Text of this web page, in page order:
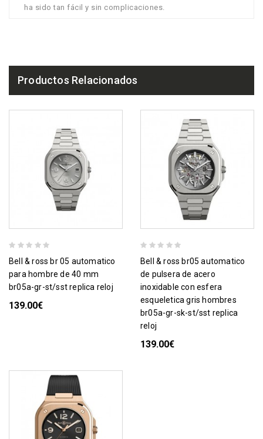
ha sido tan fácil y sin complicaciones.
Productos Relacionados
bell & ross br 05 automatico
para hombre de 40 mm
br05a-gr-st/sst replica reloj
139.00€
bell & ross br05 automatico
de pulsera de acero
inoxidable con esfera
esqueletica gris hombres
br05a-gr-sk-st/sst replica
reloj
139.00€